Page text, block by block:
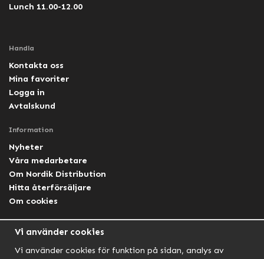
Lunch 11.00-12.00
Handla
Kontakta oss
Mina favoriter
Logga in
Avtalskund
Information
Nyheter
Våra medarbetare
Om Nordik Distribution
Hitta återförsäljare
Om cookies
Facebook Lightforce Sweden
Vi använder cookies
Vi använder cookies för funktion på sidan, analys av